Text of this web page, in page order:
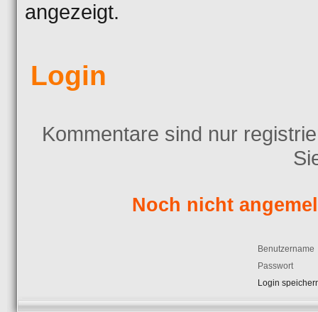
angezeigt.
Login
Kommentare sind nur
Noch nicht
Benutzername
Passwort
Login